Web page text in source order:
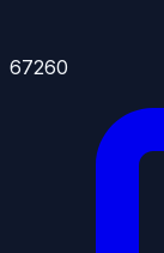
67260